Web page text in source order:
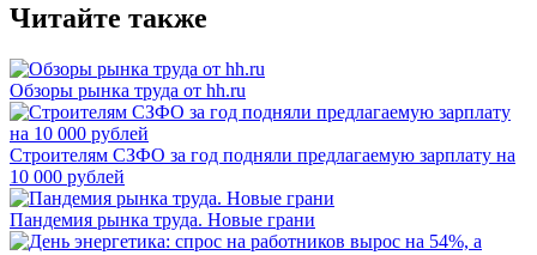
Читайте также
Обзоры рынка труда от hh.ru
Строителям СЗФО за год подняли предлагаемую зарплату на
10 000 рублей
Пандемия рынка труда. Новые грани